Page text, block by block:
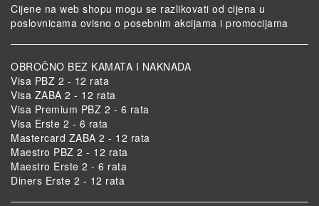
Cijene na web shopu mogu se razlikovati od cijena u
poslovnicama ovisno o posebnim akcijama i promocijama
OBROČNO BEZ KAMATA I NAKNADA
Visa PBZ 2 - 12 rata
Visa ZABA 2 - 12 rata
Visa Premium PBZ 2 - 6 rata
Visa Erste 2 - 6 rata
Mastercard ZABA 2 - 12 rata
Maestro PBZ 2 - 12 rata
Maestro Erste 2 - 6 rata
Diners Erste 2 - 12 rata